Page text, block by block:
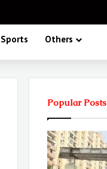
Sports Others
Popular Posts